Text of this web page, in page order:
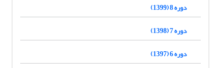
دوره 8 (1399)
دوره 7 (1398)
دوره 6 (1397)